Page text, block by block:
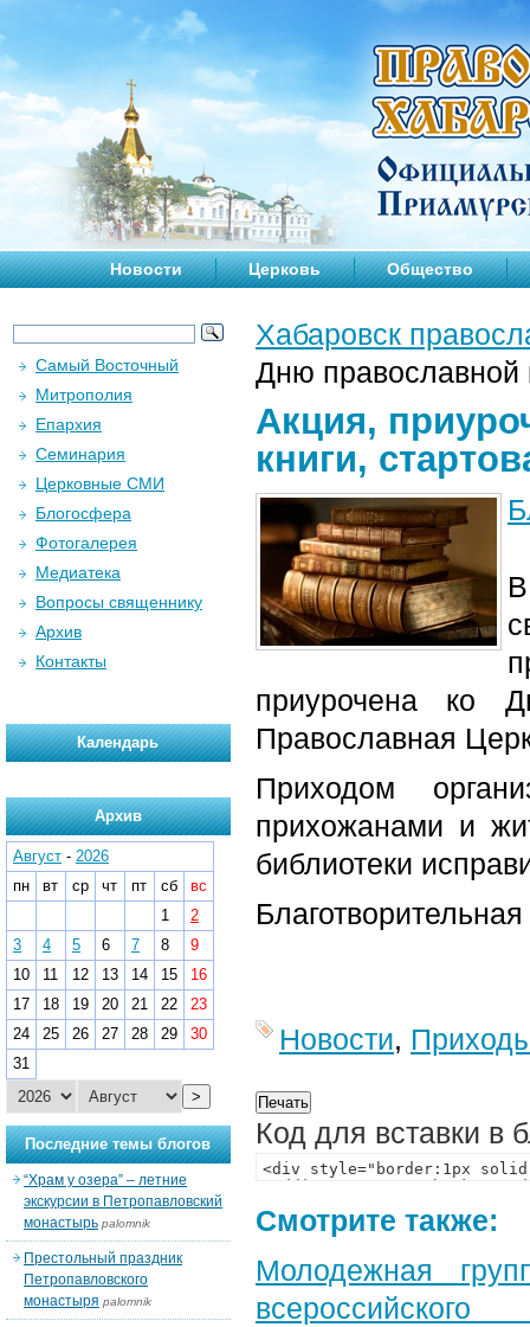
Новости Церковь Общество
Хабаровск
Дню православной
Акция,
книги,
приурочена ко
Православная
Приходом
прихожанами и
библиотеки
Новости,
Код для вставки в
Смотрите также:
Молодежная
Самый Восточный
Митрополия
Епархия
Семинария
Церковные СМИ
Блогосфера
Фотогалерея
Медиатека
Вопросы священнику
Архив
Контакты
Календарь
Архив
Август - 2026
пн
вт ср чт пт сб
вс
1
2
3
4 5 6 7 8
9
10
11 12 13 14 15
16
17
18 19 20 21 22
23
24
25 26 27 28 29
30
31
>
Последние темы блогов
“Храм у озера” – летние
экскурсии в Петропавловский
монастырь palomnik
Престольный праздник
Петропавловского
монастыря palomnik